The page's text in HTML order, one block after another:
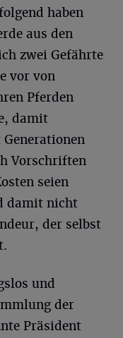
haben
aus den
zwei Gefährte
vor von
Pferden
damit
Vorschriften
seien
damit nicht
der selbst
und
der
Präsident